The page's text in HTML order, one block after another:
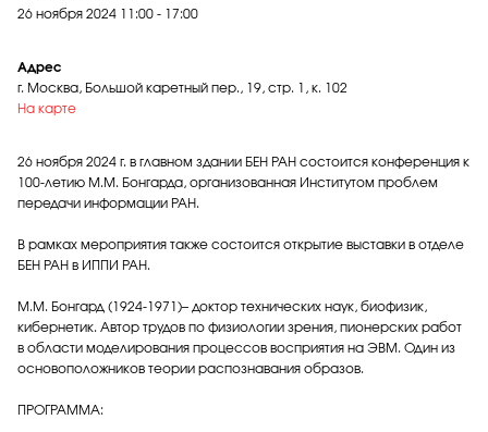
26 ноября 2024 11:00 - 17:00
Адрес
г. Москва, Большой каретный пер., 19, стр. 1, к. 102
На карте
26 ноября 2024 г. в главном здании БЕН РАН состоится конференция к
100-летию М.М. Бонгарда, организованная Институтом проблем
передачи информации РАН.
В рамках мероприятия также состоится открытие выставки в отделе
БЕН РАН в ИППИ РАН.
М.М. Бонгард (1924-1971)– доктор технических наук, биофизик,
кибернетик. Автор трудов по физиологии зрения, пионерских работ
в области моделирования процессов восприятия на ЭВМ. Один из
основоположников теории распознавания образов.
ПРОГРАММА: